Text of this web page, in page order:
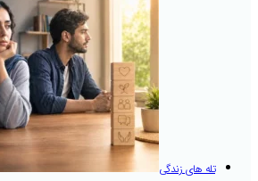
تله های زندگی